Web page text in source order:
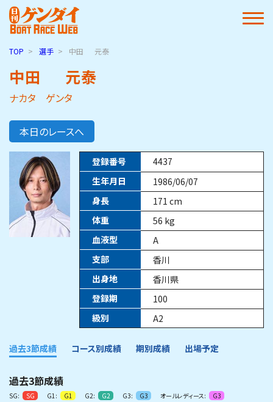
TOP 選手 中田 元泰
中田 元泰
ナカタ ゲンタ
本日のレースへ
登録番号
4437
生年月日
1986/06/07
身長
171 cm
体重
56 kg
血液型
A
支部
香川
出身地
香川県
登録期
100
級別
A2
過去3節成績 コース別成績 期別成績 出場予定
過去3節成績
SG: SG G1: G1 G2: G2 G3: G3 オールレディース:
G3